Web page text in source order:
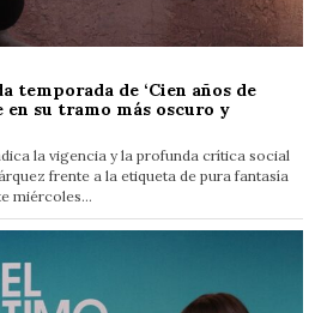
temporada de ‘Cien años de
en su tramo más oscuro y
la vigencia y la profunda crítica social
frente a la etiqueta de pura fantasía
miércoles…